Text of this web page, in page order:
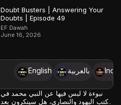
Doubt Busters | Answering Your
Doubts | Episode 49
EF Dawah
June 16, 2026
English بالعربية
نبوءة لا لبس فيها عن النبي محمد في
كتب اليهود والنصارى، هل سينكرون بعد